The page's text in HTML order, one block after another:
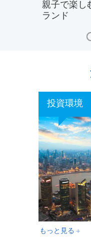
親子で楽し
ランド
投資環境
もっと見る +